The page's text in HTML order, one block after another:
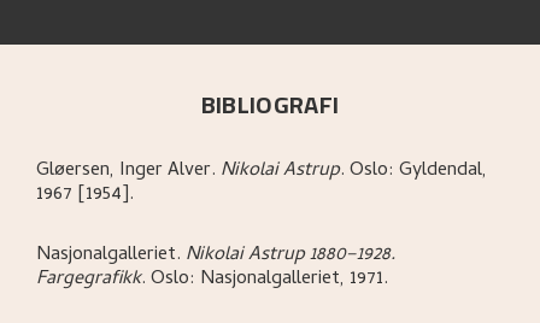
BIBLIOGRAFI
Gløersen, Inger Alver. Nikolai Astrup.Oslo: Gyldendal,
1967 [1954].
Nasjonalgalleriet. Nikolai Astrup 1880–1928.
Fargegrafikk.Oslo: Nasjonalgalleriet, 1971.